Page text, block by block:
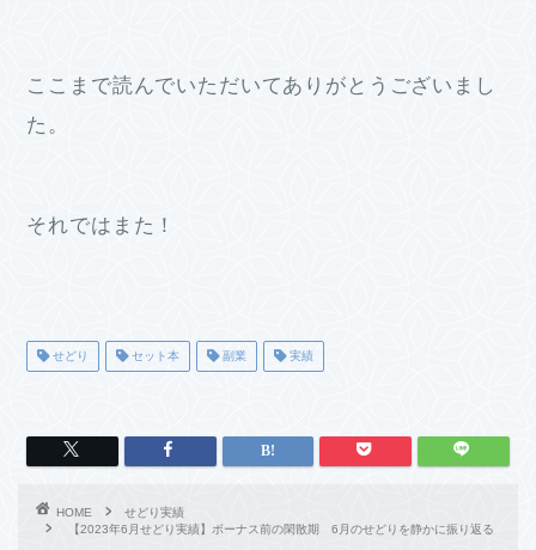
ここまで読んでいただいてありがとうございまし
た。
それではまた！
せどり セット本 副業 実績
HOME
せどり実績
【2023年6月せどり実績】ボーナス前の閑散期 6月のせどりを静かに振り返る